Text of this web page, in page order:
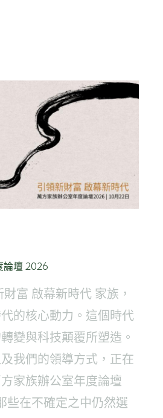
論壇 2026
富 啟幕新時代 家族，
的核心動力。這個時代
變與科技顛覆所塑造。
我們的領導方式，正在
家族辦公室年度論壇
些在不確定之中仍然選